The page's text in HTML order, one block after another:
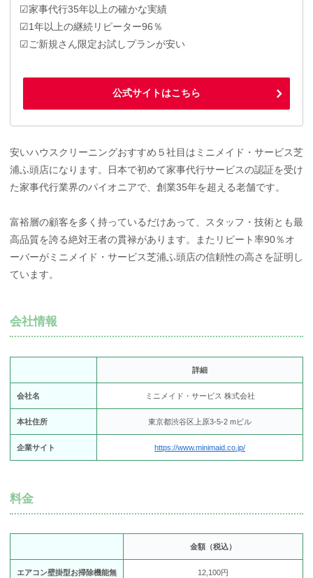
☑家事代行35年以上の確かな実績
☑1年以上の継続リピーター96％
☑ご新規さん限定お試しプランが安い
公式サイトはこちら
安いハウスクリーニングおすすめ５社目はミニメイド・サービス芝
浦ふ頭店になります。日本で初めて家事代行サービスの認証を受け
た家事代行業界のパイオニアで、創業35年を超える老舗です。
富裕層の顧客を多く持っているだけあって、スタッフ・技術とも最
高品質を誇る絶対王者の貫禄があります。またリピート率90％オ
ーバーがミニメイド・サービス芝浦ふ頭店の信頼性の高さを証明し
ています。
会社情報
詳細
会社名 ミニメイド・サービス 株式会社
本社住所 東京都渋谷区上原3-5-2 mビル
企業サイト https://www.minimaid.co.jp/
料金
金額（税込）
エアコン壁掛型お掃除機能無 12,100円